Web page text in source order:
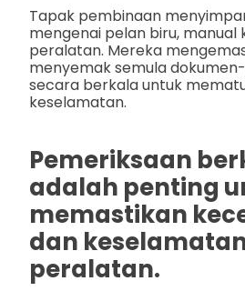
Tapak pembinaan
mengenai pelan biru, manual
peralatan. Mereka
menyemak semula
secara berkala untuk
keselamatan.
Pemeriksaan
adalah penting
memastikan
dan
peralatan.